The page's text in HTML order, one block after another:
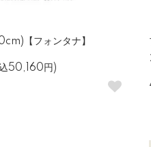
【フォンタナ】
50,160円)